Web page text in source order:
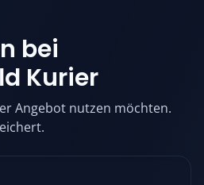
bei
Kurier
Angebot nutzen möchten.